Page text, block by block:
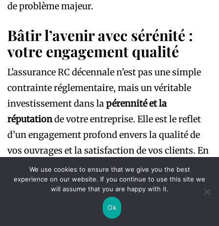
de problème majeur.
Bâtir l’avenir avec sérénité :
votre engagement qualité
L’assurance RC décennale n’est pas une simple
contrainte réglementaire, mais un véritable
investissement dans lapérennité et la
réputationde votre entreprise. Elle est le reflet
d’un engagement profond envers la qualité de
vos ouvrages et la satisfaction de vos clients. En
adoptant une approche proactive et rigoureuse,
vous transformez une obligation en un atout
majeur pour votre développement.
We use cookies to ensure that we give you the best
experience on our website. If you continue to use this site we
will assume that you are happy with it.
Ok